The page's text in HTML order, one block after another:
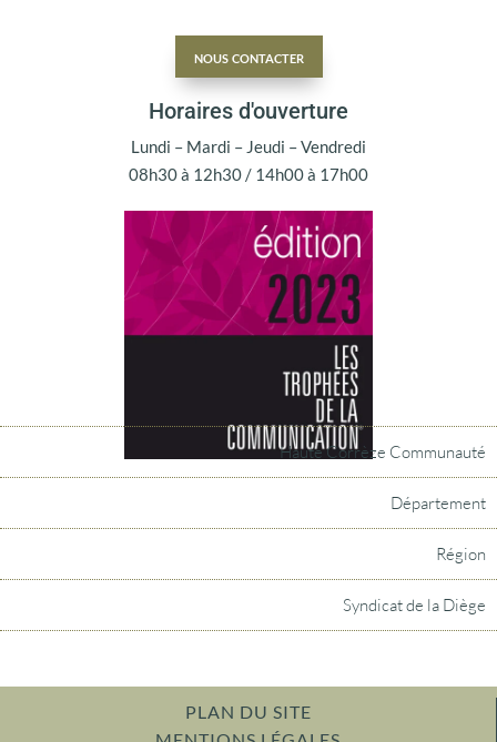
nous contacter
Horaires d'ouverture
Lundi – Mardi – Jeudi – Vendredi
08h30 à 12h30 / 14h00 à 17h00
Haute Corrèze Communauté
Département
Région
Syndicat de la Diège
PLAN DU SITE